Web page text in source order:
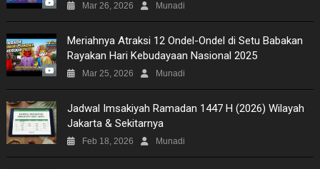
Mar 26, 2026 Munadi
Meriahnya Atraksi 12 Ondel-Ondel di Setu Babakan
Rayakan Hari Kebudayaan Nasional 2025
Mar 25, 2026 Munadi
Jadwal Imsakiyah Ramadan 1447 H (2026) Wilayah
Jakarta & Sekitarnya
Feb 18, 2026 Munadi